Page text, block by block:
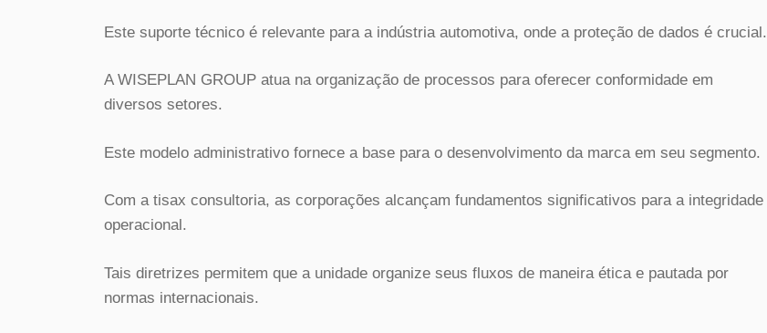
Este suporte técnico é relevante para a indústria automotiva, onde a proteção de dados é crucial.
A WISEPLAN GROUP atua na organização de processos para oferecer conformidade em
diversos setores.
Este modelo administrativo fornece a base para o desenvolvimento da marca em seu segmento.
Com a tisax consultoria, as corporações alcançam fundamentos significativos para a integridade
operacional.
Tais diretrizes permitem que a unidade organize seus fluxos de maneira ética e pautada por
normas internacionais.